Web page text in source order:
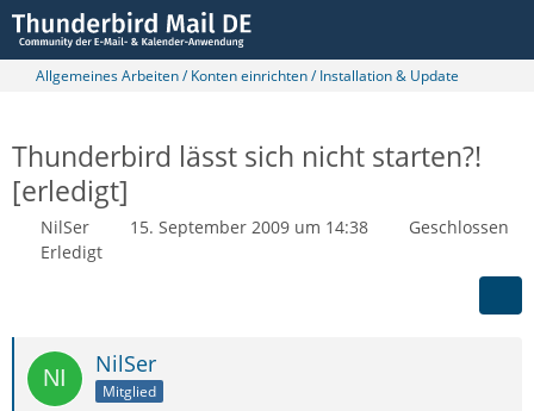
Allgemeines Arbeiten / Konten einrichten / Installation & Update
Thunderbird lässt sich nicht starten?!
[erledigt]
NilSer 15. September 2009 um 14:38
Geschlossen
Erledigt
NilSer
Mitglied